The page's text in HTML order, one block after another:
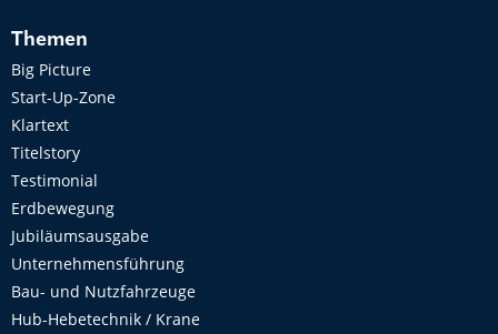
Themen
Big Picture
Start-Up-Zone
Klartext
Titelstory
Testimonial
Erdbewegung
Jubiläumsausgabe
Unternehmensführung
Bau- und Nutzfahrzeuge
Hub-Hebetechnik / Krane